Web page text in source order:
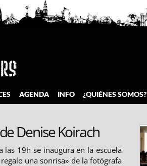
AGENDA INFO ¿QUIÉNES SOMOS?
Denise Koirach
19h se inaugura en la escuela
una sonrisa» de la fotógrafa